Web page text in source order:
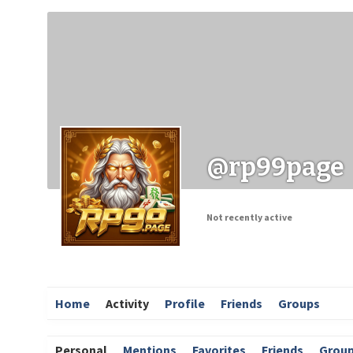
Заходи
@rp99page
Not recently active
Home Activity Profile Friends Groups
Personal Mentions Favorites Friends